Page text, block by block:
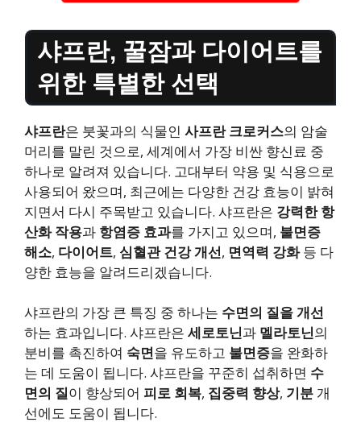
샤프란, 꿀잠과 다이어트를
위한 특별한 선택
샤프란은 붓꽃과의 식물인 사프란 크로커스의 암술
머리를 말린 것으로, 세계에서 가장 비싼 향신료 중
하나로 알려져 있습니다. 고대부터 약용 및 식용으로
사용되어 왔으며, 최근에는 다양한 건강 효능이 밝혀
지면서 다시 주목받고 있습니다. 샤프란은 강력한 항
산화 작용과 항염증 효과를 가지고 있으며, 불면증
해소, 다이어트, 심혈관 건강 개선, 면역력 강화등 다
양한 효능을 알려드리겠습니다.
샤프란의 가장 큰 특징 중 하나는 수면의 질을 개선
하는 효과입니다. 샤프란은 세로토닌과 멜라토닌의
분비를 촉진하여 숙면을 유도하고 불면증을 완화하
는 데 도움이 됩니다. 샤프란을 꾸준히 섭취하면 수
면의 질이 향상되어 피로 회복, 집중력 향상, 기분 개
선에도 도움이 됩니다.